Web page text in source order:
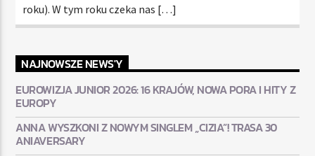
roku). W tym roku czeka nas […]
NAJNOWSZE NEWS'Y
EUROWIZJA JUNIOR 2026: 16 KRAJÓW, NOWA PORA I HITY Z
EUROPY
ANNA WYSZKONI Z NOWYM SINGLEM „CIZIA”! TRASA 30
ANIAVERSARY